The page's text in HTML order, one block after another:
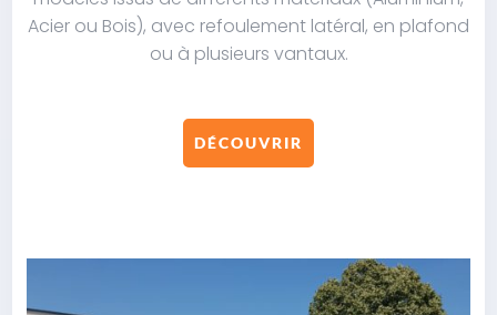
Acier ou Bois), avec refoulement latéral, en plafond
ou à plusieurs vantaux.
DÉCOUVRIR